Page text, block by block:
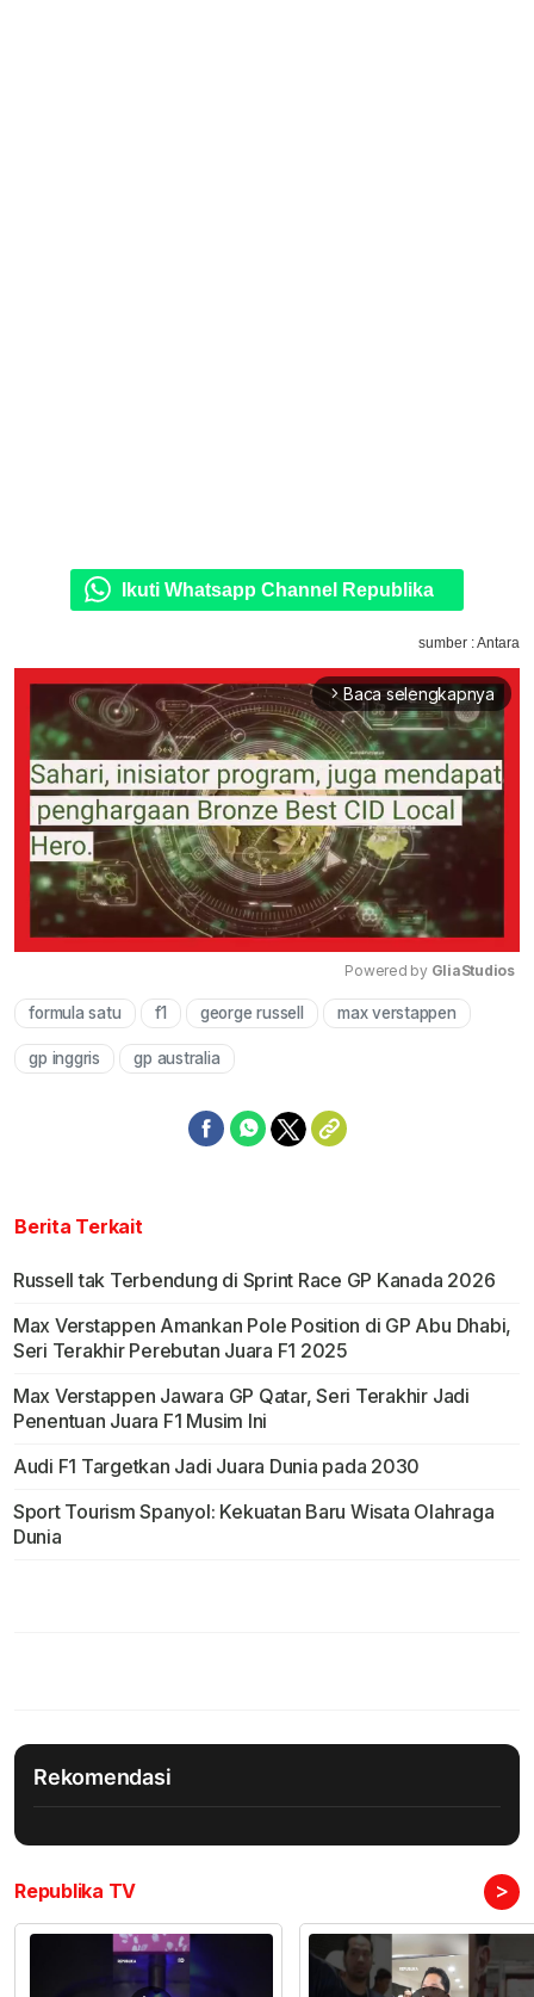
Ikuti Whatsapp Channel Republika
sumber : Antara
arrow_forward_ios Baca selengkapnya
Mute
Powered by GliaStudios
formula satu f1 george russell max verstappen
gp inggris gp australia
Berita Terkait
Russell tak Terbendung di Sprint Race GP Kanada 2026
Max Verstappen Amankan Pole Position di GP Abu Dhabi,
Seri Terakhir Perebutan Juara F1 2025
Max Verstappen Jawara GP Qatar, Seri Terakhir Jadi
Penentuan Juara F1 Musim Ini
Audi F1 Targetkan Jadi Juara Dunia pada 2030
Sport Tourism Spanyol: Kekuatan Baru Wisata Olahraga
Dunia
Rekomendasi
Republika TV >